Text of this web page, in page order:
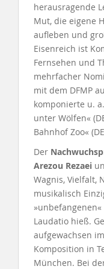
herausragende
Mut, die eigene
aufleben und
Eisenreich ist
Fernsehen und
mehrfacher
mit dem DFMP
komponierte u.
unter Wölfen«
Bahnhof Zoo«
Der
Arezou Rezaei
Wagnis, Vielfalt,
musikalisch
Laudatio hieß.
aufgewachsen
Komposition in
München. Bei